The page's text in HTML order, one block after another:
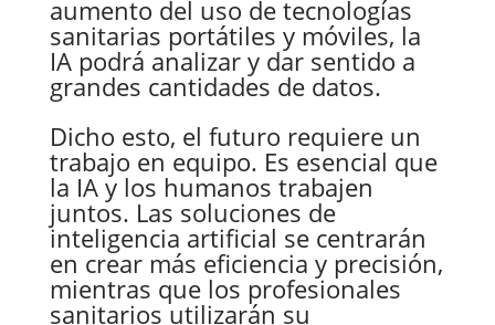
aumento del uso de tecnologías
sanitarias portátiles y móviles, la
IA podrá analizar y dar sentido a
grandes cantidades de datos.
Dicho esto, el futuro requiere un
trabajo en equipo. Es esencial que
la IA y los humanos trabajen
juntos. Las soluciones de
inteligencia artificial se centrarán
en crear más eficiencia y precisión,
mientras que los profesionales
sanitarios utilizarán su